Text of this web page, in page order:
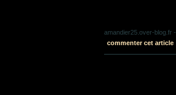
amandier25.over-blog.fr -
commenter cet article